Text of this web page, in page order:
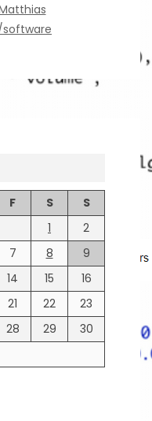
F S
S
1
2
7 8
9
14 15
16
21 22
23
28 29
30